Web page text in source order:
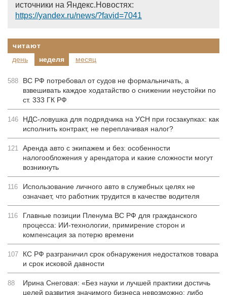
источники на Яндекс.Новостях:
https://yandex.ru/news/?favid=7041
читают
день
неделя месяц
588
ВС РФ потребовал от судов не формальничать, а
взвешивать каждое ходатайство о снижении неустойки по
ст. 333 ГК РФ
146
НДС-ловушка для подрядчика на УСН при госзакупках: как
исполнить контракт, не переплачивая налог?
121 Аренда авто с экипажем и без: особенности
налогообложения у арендатора и какие сложности могут
возникнуть
116
Использование личного авто в служебных целях не
означает, что работник трудится в качестве водителя
116
Главные позиции Пленума ВС РФ для гражданского
процесса: ИИ-технологии, примирение сторон и
компенсация за потерю времени
107
КС РФ разграничил срок обнаружения недостатков товара
и срок исковой давности
88
Ирина Снеговая: «Без науки и лучшей практики достичь
целей развития значимого бизнеса невозможно: либо